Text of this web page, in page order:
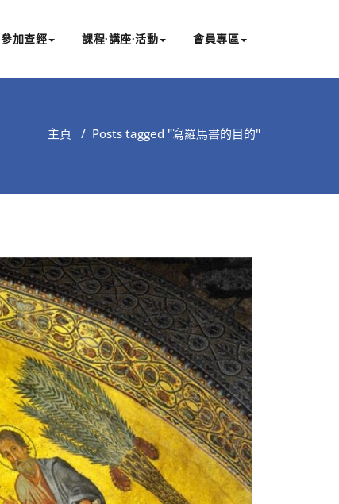
參加查經 課程∙講座∙活動 會員專區
主頁 / Posts tagged "寫羅馬書的目的"